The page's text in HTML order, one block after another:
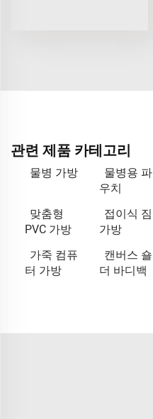
관련 제품 카테고리
물병 가방
물병용 파
우치
맞춤형
PVC 가방
접이식 짐
가방
가죽 컴퓨
터 가방
캔버스 숄
더 바디백